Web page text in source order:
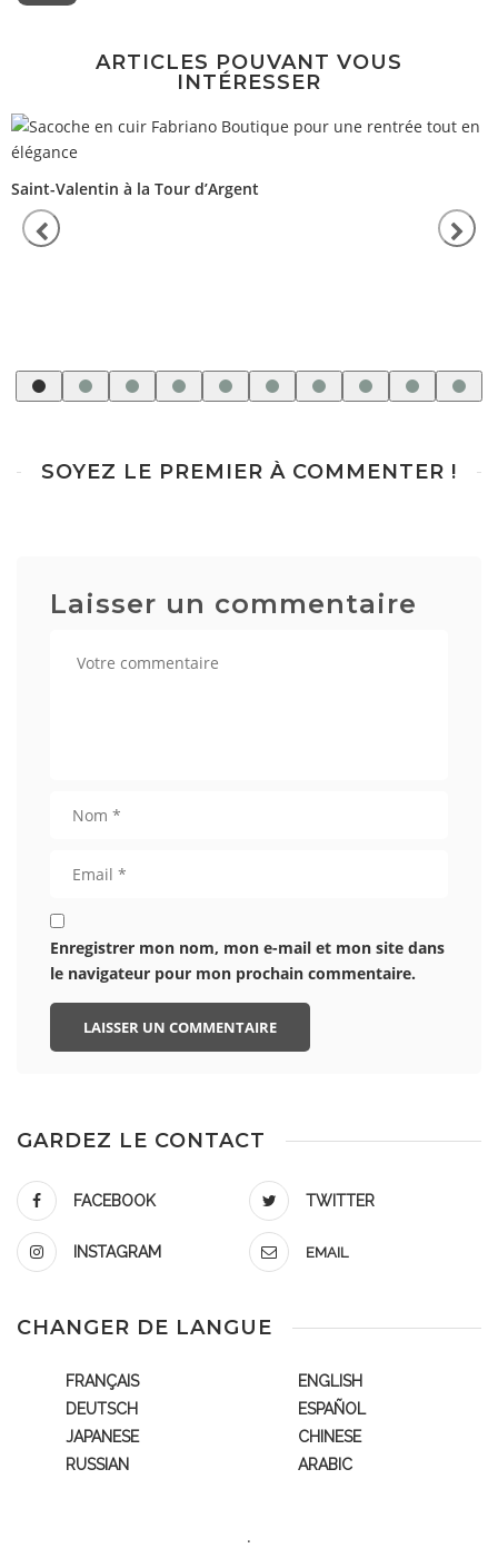
ARTICLES POUVANT VOUS
INTÉRESSER
Saint-Valentin à la Tour d’Argent
SOYEZ LE PREMIER À COMMENTER !
Laisser un commentaire
Enregistrer mon nom, mon e-mail et mon site dans
le navigateur pour mon prochain commentaire.
GARDEZ LE CONTACT
FACEBOOK TWITTER
INSTAGRAM EMAIL
CHANGER DE LANGUE
FRANÇAIS
ENGLISH
DEUTSCH
ESPAÑOL
JAPANESE
CHINESE
RUSSIAN
ARABIC
.